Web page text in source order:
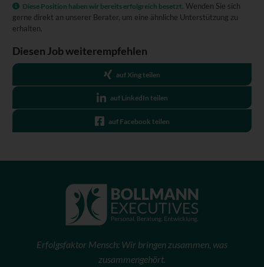
Diese Position haben wir bereits erfolgreich besetzt. Wenden Sie sich
gerne direkt an unserer Berater, um eine ähnliche Unterstützung zu
erhalten.
Diesen Job weiterempfehlen
auf Xing teilen
auf LinkedIn teilen
auf Facebook teilen
Erfolgsfaktor Mensch: Wir bringen zusammen, was
zusammengehört.